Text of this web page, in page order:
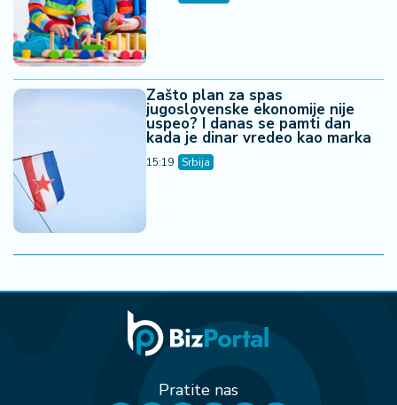
Zašto plan za spas
jugoslovenske ekonomije nije
uspeo? I danas se pamti dan
kada je dinar vredeo kao marka
15:19 Srbija
Pratite nas